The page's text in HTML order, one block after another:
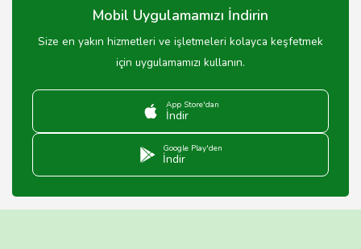
Mobil Uygulamamızı İndirin
Size en yakın hizmetleri ve işletmeleri kolayca keşfetmek
için uygulamamızı kullanın.
App Store'dan
İndir
Google Play'den
İndir